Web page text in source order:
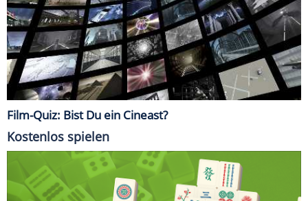
Film-Quiz: Bist Du ein Cineast?
Kostenlos spielen